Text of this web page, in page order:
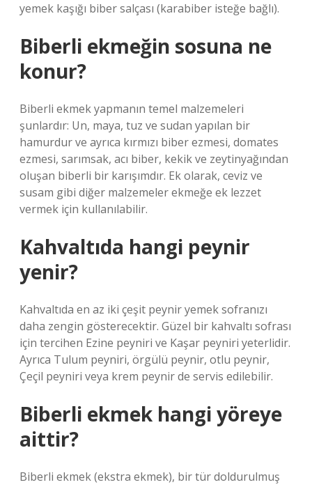
yemek kaşığı biber salçası (karabiber isteğe bağlı).
Biberli ekmeğin sosuna ne
konur?
Biberli ekmek yapmanın temel malzemeleri
şunlardır: Un, maya, tuz ve sudan yapılan bir
hamurdur ve ayrıca kırmızı biber ezmesi, domates
ezmesi, sarımsak, acı biber, kekik ve zeytinyağından
oluşan biberli bir karışımdır. Ek olarak, ceviz ve
susam gibi diğer malzemeler ekmeğe ek lezzet
vermek için kullanılabilir.
Kahvaltıda hangi peynir
yenir?
Kahvaltıda en az iki çeşit peynir yemek sofranızı
daha zengin gösterecektir. Güzel bir kahvaltı sofrası
için tercihen Ezine peyniri ve Kaşar peyniri yeterlidir.
Ayrıca Tulum peyniri, örgülü peynir, otlu peynir,
Çeçil peyniri veya krem ​​peynir de servis edilebilir.
Biberli ekmek hangi yöreye
aittir?
Biberli ekmek (ekstra ekmek), bir tür doldurulmuş